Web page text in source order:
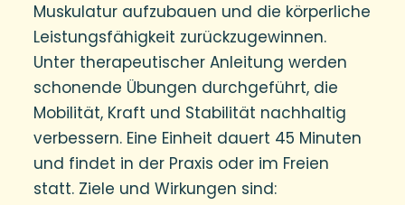
Muskulatur aufzubauen und die körperliche
Leistungsfähigkeit zurückzugewinnen.
Unter therapeutischer Anleitung werden
schonende Übungen durchgeführt, die
Mobilität, Kraft und Stabilität nachhaltig
verbessern. Eine Einheit dauert 45 Minuten
und findet in der Praxis oder im Freien
statt. Ziele und Wirkungen sind: